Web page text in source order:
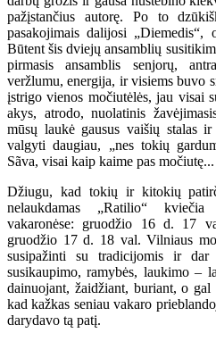
pažįstančius autorę. Po to
pasakojimais dalijosi „Diemedis“,
Būtent šis dviejų ansamblių
pirmasis ansamblis senjorų,
veržlumu, energija, ir visiems buvo
įstrigo vienos močiutėlės, jau visai
akys, atrodo, nuolatinis
mūsų laukė gausus vaišių stalas
valgyti daugiau, „nes tokių
Sãva, visai kaip kaime pas močiutę...
Džiugu, kad tokių ir kitokių
nelaukdamas „Ratilio“
vakaronėse: gruodžio 16 d. 17
gruodžio 17 d. 18 val. Vilniaus
susipažinti su tradicijomis ir
susikaupimo, ramybės, laukimo –
dainuojant, žaidžiant, buriant, o
kad kažkas seniau vakaro
darydavo tą patį.